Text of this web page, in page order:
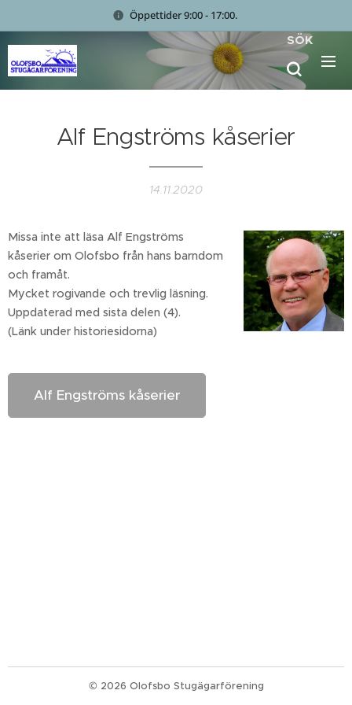
Öppettider 9:00 - 17:00.
SÖK
Alf Engströms kåserier
14.11.2020
Missa inte att läsa Alf Engströms
kåserier om Olofsbo från hans barndom
och framåt.
Mycket rogivande och trevlig läsning.
Uppdaterad med sista delen (4).
(Länk under historiesidorna)
Alf Engströms kåserier
© 2026 Olofsbo Stugägarförening